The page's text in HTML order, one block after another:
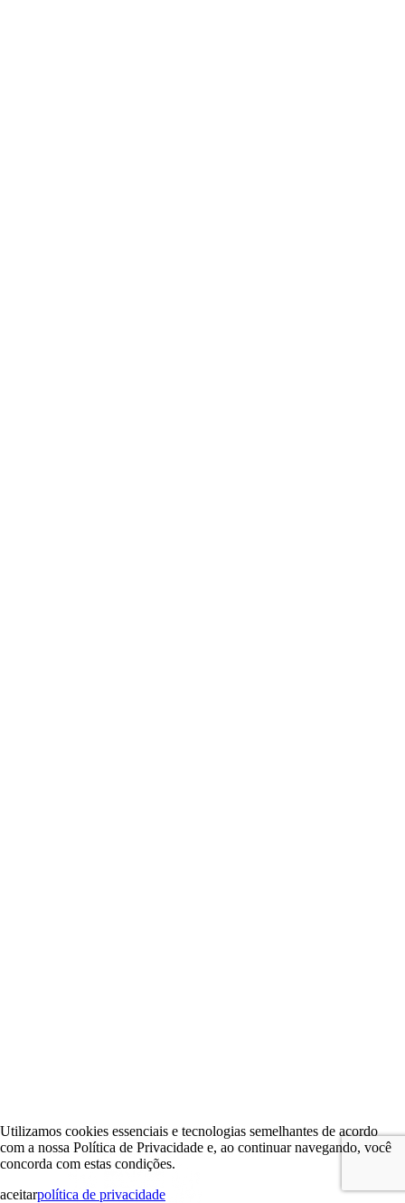
Utilizamos cookies essenciais e tecnologias semelhantes de acordo
com a nossa Política de Privacidade e, ao continuar navegando, você
concorda com estas condições.
aceitarpolítica de privacidade